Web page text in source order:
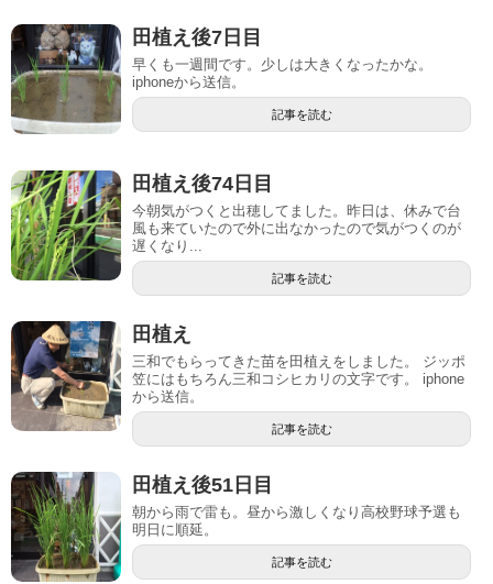
田植え後7日目
早くも一週間です。少しは大きくなったかな。
iphoneから送信。
記事を読む
田植え後74日目
今朝気がつくと出穂してました。昨日は、休みで台
風も来ていたので外に出なかったので気がつくのが
遅くなり...
記事を読む
田植え
三和でもらってきた苗を田植えをしました。 ジッポ
笠にはもちろん三和コシヒカリの文字です。 iphone
から送信。
記事を読む
田植え後51日目
朝から雨で雷も。昼から激しくなり高校野球予選も
明日に順延。
記事を読む